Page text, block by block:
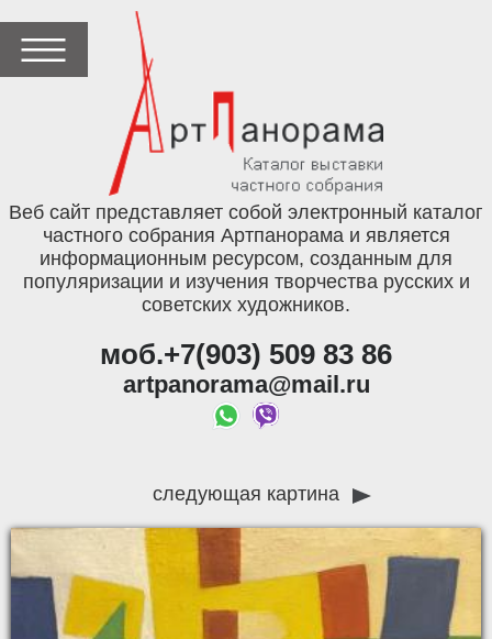
Веб сайт представляет собой электронный каталог
частного собрания Артпанорама и является
информационным ресурсом, созданным для
популяризации и изучения творчества русских и
советских художников.
моб.+7(903) 509 83 86
artpanorama@mail.ru
следующая картина